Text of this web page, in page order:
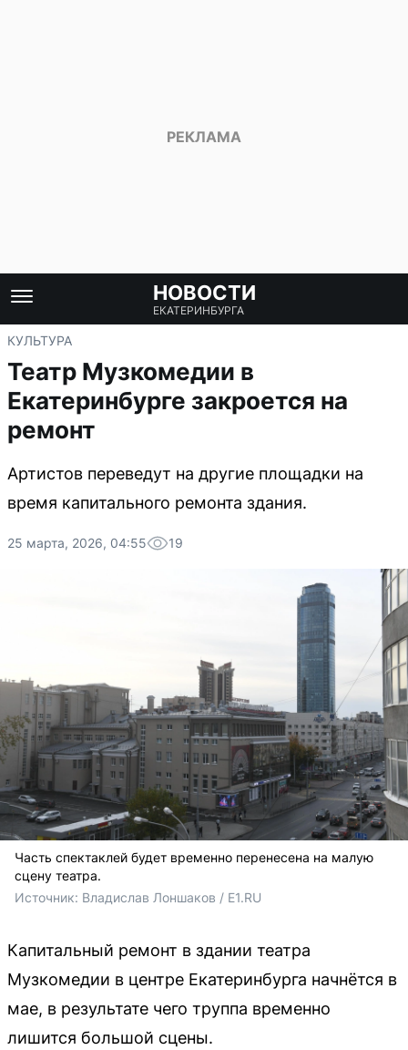
НОВОСТИ
ЕКАТЕРИНБУРГА
КУЛЬТУРА
Театр Музкомедии в
Екатеринбурге закроется на
ремонт
Артистов переведут на другие площадки на
время капитального ремонта здания.
25 марта, 2026, 04:55 19
Часть спектаклей будет временно перенесена на малую
сцену театра.
Источник: Владислав Лоншаков / E1.RU
Капитальный ремонт в здании театра
Музкомедии в центре Екатеринбурга начнётся в
мае, в результате чего труппа временно
лишится большой сцены.